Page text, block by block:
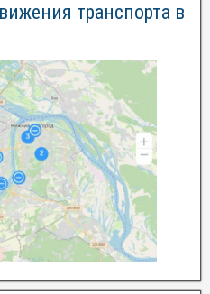
транспорта в